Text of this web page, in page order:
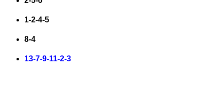
1-2-4-5
8-4
13-7-9-11-2-3